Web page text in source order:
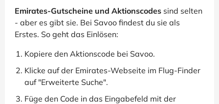
Emirates-Gutscheine und Aktionscodes sind selten
- aber es gibt sie. Bei Savoo findest du sie als
Erstes. So geht das Einlösen:
Kopiere den Aktionscode bei Savoo.
Klicke auf der Emirates-Webseite im Flug-Finder
auf "Erweiterte Suche".
Füge den Code in das Eingabefeld mit der